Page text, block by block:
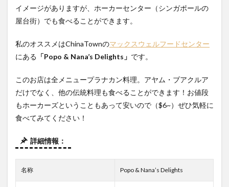
イメージがありますが、ホーカーセンター（シンガポールの
屋台街）でも食べることができます。
私のオススメはChinaTownのマックスウェルフードセンター
にある 「Popo & Nana’s Delights」 です。
このお店は全メニュープラナカン料理。アヤム・ブアクルア
だけでなく、他の伝統料理も食べることができます！お値段
もホーカーズということもあって安いので（$6~）ぜひ気軽に
食べてみてください！
詳細情報：
名称 Popo & Nana’s Delights